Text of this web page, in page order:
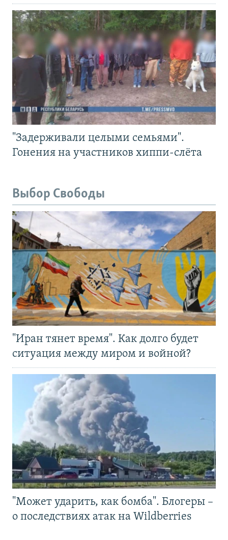
"Задерживали целыми семьями".
Гонения на участников хиппи-слёта
Выбор Свободы
"Иран тянет время". Как долго будет
ситуация между миром и войной?
"Может ударить, как бомба". Блогеры –
о последствиях атак на Wildberries